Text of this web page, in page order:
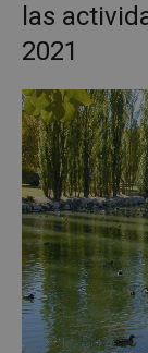
las
2021